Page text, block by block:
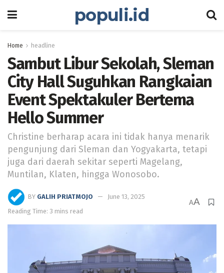
populi.id
Home headline
Sambut Libur Sekolah, Sleman
City Hall Suguhkan Rangkaian
Event Spektakuler Bertema
Hello Summer
Christine berharap acara ini tidak hanya menarik
pengunjung dari Sleman dan Yogyakarta, tetapi
juga dari daerah sekitar seperti Magelang,
Muntilan, Klaten, hingga Wonosobo.
BY GALIH PRIATMOJO
June 13, 2025
Reading Time: 3 mins read
AA